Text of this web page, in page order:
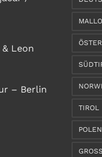
Leon
– Berlin
TIROL
POLEN